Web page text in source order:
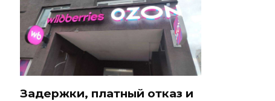
Задержки, платный отказ и